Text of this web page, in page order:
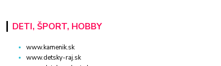
DETI, ŠPORT, HOBBY
www.kamenik.sk
www.detsky-raj.sk